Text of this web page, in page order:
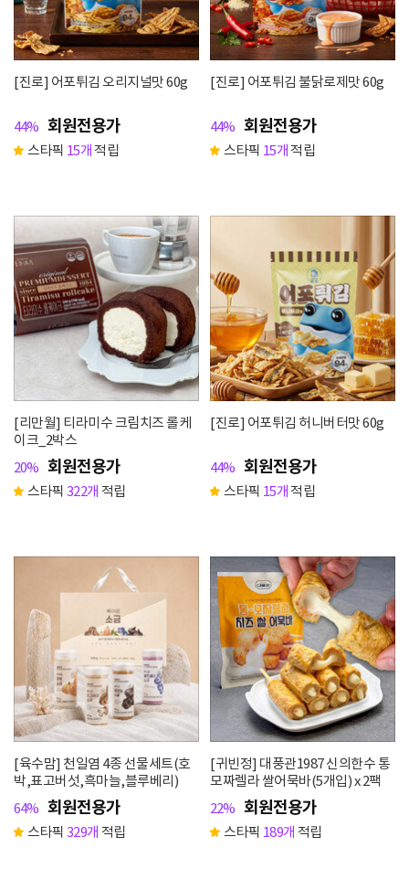
[진로] 어포튀김 오리지널맛 60g
44% 회원전용가
스타픽 15개적립
[진로] 어포튀김 불닭로제맛 60g
44% 회원전용가
스타픽 15개적립
[리만월] 티라미수 크림치즈 롤케
이크_2박스
20% 회원전용가
스타픽 322개 적립
[진로] 어포튀김 허니버터맛 60g
44% 회원전용가
스타픽 15개적립
[육수맘] 천일염 4종 선물세트(호
박,표고버섯,흑마늘,블루베리)
64% 회원전용가
스타픽 329개 적립
[귀빈정] 대풍관1987 신의한수 통
모짜렐라 쌀어묵바(5개입) x 2팩
22% 회원전용가
스타픽 189개 적립